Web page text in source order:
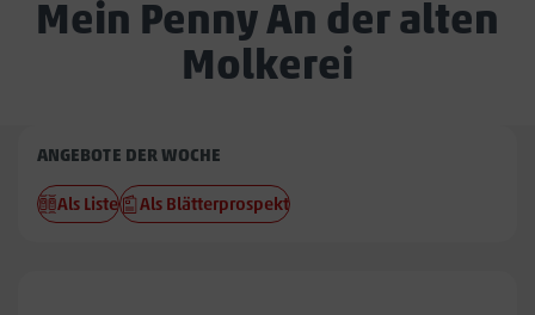
Mein Penny An der alten
Molkerei
Penny
An
der
ANGEBOTE DER WOCHE
Als Liste Als Blätterprospekt